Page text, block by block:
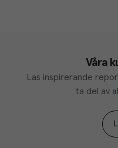
Våra
Läs inspirerande
ta del av